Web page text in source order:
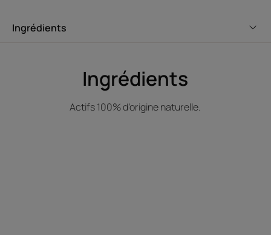
Bénéfices
cheveux sont soyeux et doux au toucher.
Sublime les reflets blonds : la luminosité des reflets
Soin express : produit sans temps de pose, à appliquer
Ingrédients
Ingrédients
Actifs 100% d’origine naturelle.